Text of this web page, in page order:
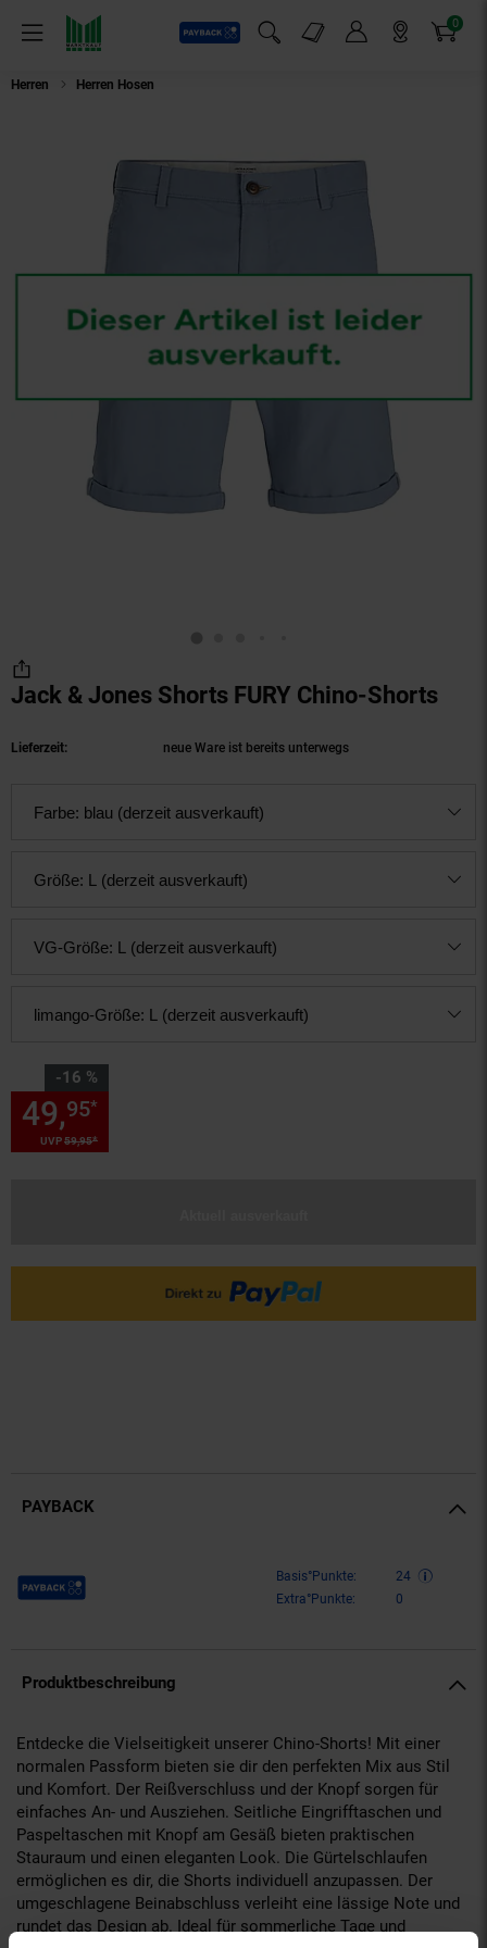
Menü
Payback
Suchfeld einblenden
Markt-Angebote 0
Artikel
Herren Herren Hosen
Jack & Jones Shorts FURY Chino-Shorts
Lieferzeit: neue Ware ist bereits unterwegs
Farbe: blau (derzeit ausverkauft)
Größe: L (derzeit ausverkauft)
VG-Größe: L (derzeit ausverkauft)
limango-Größe: L (derzeit ausverkauft)
-16 %
Sie Sparen 16 Prozent,
UVP59,95*
49,95*
PAYBACK
Payback Punkte Basis°Punkte:
24
Extra°Punkte:
0
Produktbeschreibung
Entdecke die Vielseitigkeit unserer Chino-Shorts! Mit einer
normalen Passform bieten sie dir den perfekten Mix aus Stil
und Komfort. Der Reißverschluss und der Knopf sorgen für
einfaches An- und Ausziehen. Seitliche Eingrifftaschen und
Paspeltaschen mit Knopf am Gesäß bieten praktischen
Stauraum und einen eleganten Look. Die Gürtelschlaufen
ermöglichen es dir, die Shorts individuell anzupassen. Der
umgeschlagene Beinabschluss verleiht eine lässige Note und
rundet das Design ab. Ideal für sommerliche Tage und